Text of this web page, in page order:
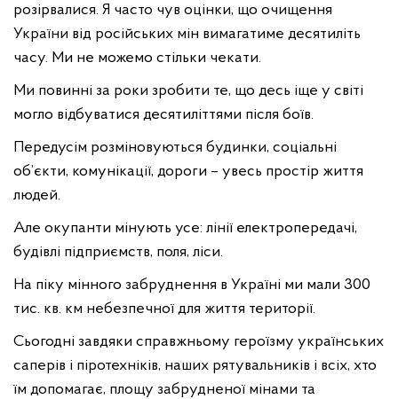
розірвалися. Я часто чув оцінки, що очищення
України від російських мін вимагатиме десятиліть
часу. Ми не можемо стільки чекати.
Ми повинні за роки зробити те, що десь іще у світі
могло відбуватися десятиліттями після боїв.
Передусім розміновуються будинки, соціальні
об’єкти, комунікації, дороги – увесь простір життя
людей.
Але окупанти мінують усе: лінії електропередачі,
будівлі підприємств, поля, ліси.
На піку мінного забруднення в Україні ми мали 300
тис. кв. км небезпечної для життя території.
Сьогодні завдяки справжньому героїзму українських
саперів і піротехніків, наших рятувальників і всіх, хто
їм допомагає, площу забрудненої мінами та